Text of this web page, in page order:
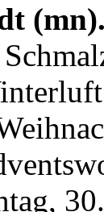
(mn).